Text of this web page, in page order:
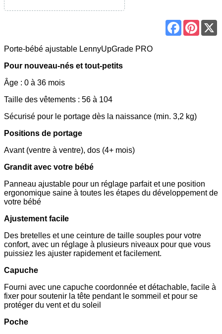
Facebook
Porte-bébé ajustable LennyUpGrade PRO
Pour nouveau-nés et tout-petits
Âge : 0 à 36 mois
Taille des vêtements : 56 à 104
Sécurisé pour le portage dès la naissance (min. 3,2 kg)
Positions de portage
Avant (ventre à ventre), dos (4+ mois)
Grandit avec votre bébé
Panneau ajustable pour un réglage parfait et une position
ergonomique saine à toutes les étapes du développement de
votre bébé
Ajustement facile
Des bretelles et une ceinture de taille souples pour votre
confort, avec un réglage à plusieurs niveaux pour que vous
puissiez les ajuster rapidement et facilement.
Capuche
Fourni avec une capuche coordonnée et détachable, facile à
fixer pour soutenir la tête pendant le sommeil et pour se
protéger du vent et du soleil
Poche